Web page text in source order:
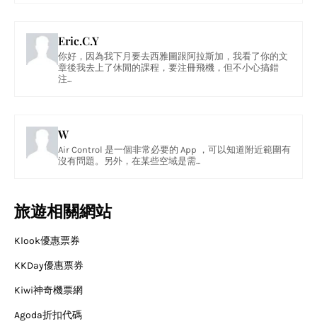
Eric.C.Y
你好，因為我下月要去西雅圖跟阿拉斯加，我看了你的文
章後我去上了休閒的課程，要注冊飛機，但不小心搞錯
注...
W
Air Control 是一個非常必要的 App ，可以知道附近範圍有
沒有問題。另外，在某些空域是需...
旅遊相關網站
Klook優惠票券
KKDay優惠票券
Kiwi神奇機票網
Agoda折扣代碼